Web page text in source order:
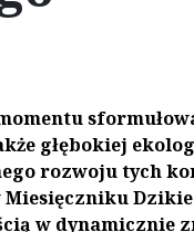
głębokiej
rozwoju tych
Dzikie
w dynamicznie